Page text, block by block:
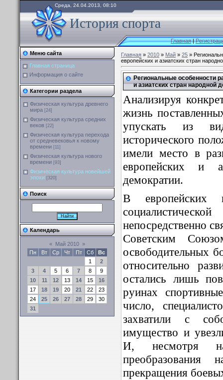
Среда, 24.04.2013, 08:10
История спорта
Главная|
Меню сайта
Главная страница
Информация о сайте
Категории раздела
Физическая культура древнего
мира [24]
Физическая культура средних
веков [22]
Физическая культура перехода
от средневековья к новому
времени [11]
Физическая культура нового
времени [93]
Физическая культура новейшей
эпохи [320]
Поиск
Календарь
« Май 2010 »
Пн
Вт Ср Чт Пт Сб
Вс
1
2
3
4 5 6 7 8
9
10
11 12 13 14 15
16
17
18 19 20 21 22
23
24
25 26 27 28 29
30
31
Главная»2010»Май»25»
европейских и азиатских стран
Региональные особенности
и азиатских стран народной
Анализируя
жизнь
упускать из
исторического
имели место в
европейских и
демократии.
В европейских
непосредственно
Советским
освободительных
относительно
остались лишь
руинах
число,
захватили с
имущество и
И, несмотря на
преобразования
прекращения